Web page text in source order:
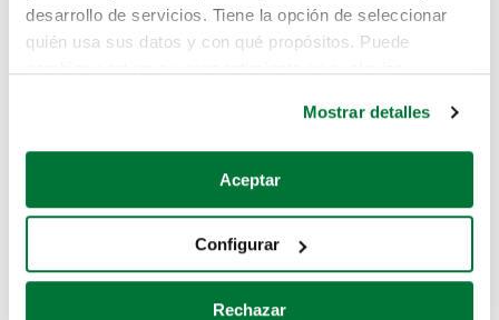
desarrollo de servicios. Tiene la opción de seleccionar
quién usa sus datos y con qué propósitos. Puede
Si lo permite, también quisiéramos:
Recopilar información sobre su ubicación geográfica
Identificar su dispositivo analizándolo activamente
para buscar características específicas (huellas
Mostrar detalles
Aceptar
Configurar
Rechazar
Pero puedes encontrar el coche que estás
buscando en alguno de estos enlaces:
Coches de segunda mano
Coches de km0